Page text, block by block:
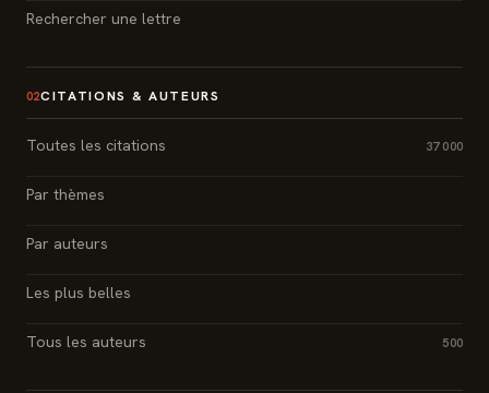
Rechercher une lettre
02CITATIONS & AUTEURS
Toutes les citations 37 000
Par thèmes
Par auteurs
Les plus belles
Tous les auteurs 500